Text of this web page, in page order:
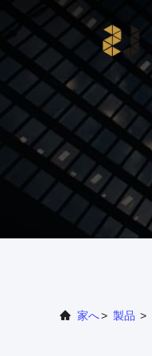
家へ> 製品 >